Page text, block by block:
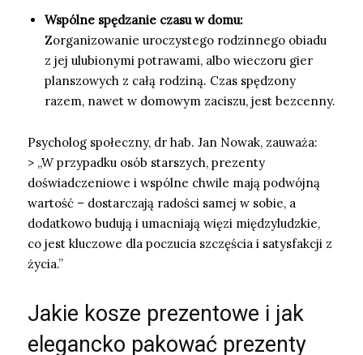
Wspólne spędzanie czasu w domu:
Zorganizowanie uroczystego rodzinnego obiadu
z jej ulubionymi potrawami, albo wieczoru gier
planszowych z całą rodziną. Czas spędzony
razem, nawet w domowym zaciszu, jest bezcenny.
Psycholog społeczny, dr hab. Jan Nowak, zauważa:
> „W przypadku osób starszych, prezenty
doświadczeniowe i wspólne chwile mają podwójną
wartość – dostarczają radości samej w sobie, a
dodatkowo budują i umacniają więzi międzyludzkie,
co jest kluczowe dla poczucia szczęścia i satysfakcji z
życia.”
Jakie kosze prezentowe i jak
elegancko pakować prezenty